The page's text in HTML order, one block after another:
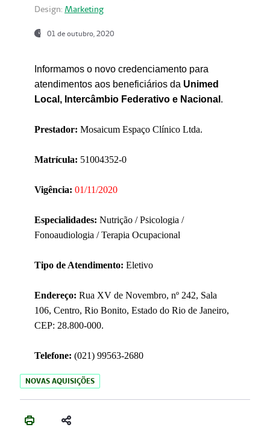
Design: Marketing
01 de outubro, 2020
Informamos o novo credenciamento para
atendimentos aos beneficiários da Unimed
Local, Intercâmbio Federativo e Nacional .
Prestador: Mosaicum Espaço Clínico Ltda.
Matrícula: 51004352-0
Vigência: 01/11/2020
Especialidades: Nutrição / Psicologia /
Fonoaudiologia / Terapia Ocupacional
Tipo de Atendimento: Eletivo
Endereço: Rua XV de Novembro, nº 242, Sala
106, Centro, Rio Bonito, Estado do Rio de Janeiro,
CEP: 28.800-000.
Telefone: (021) 99563-2680
NOVAS AQUISIÇÕES